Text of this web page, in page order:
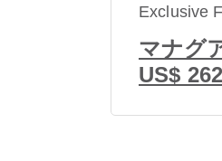
Exclusive
マナグ
US$